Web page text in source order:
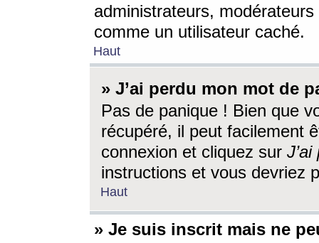
administrateurs,
comme un utilisateur caché.
Haut
» J’ai perdu mon mot de
Pas de panique ! Bien que
récupéré, il peut facilement
connexion et cliquez sur
instructions et vous devriez
Haut
» Je suis inscrit mais ne